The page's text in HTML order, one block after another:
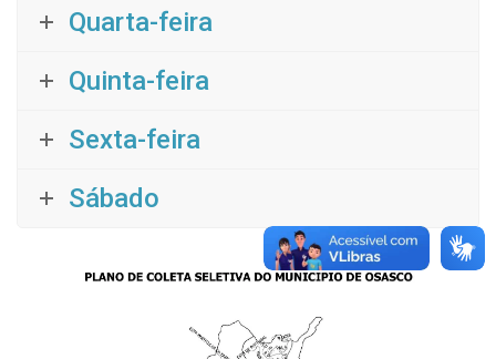
Quarta-feira
Quinta-feira
Sexta-feira
Sábado